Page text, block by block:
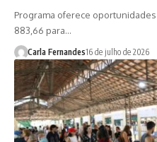
Programa oferece
883,66 para…
Carla Fernandes16 de julho de 2026